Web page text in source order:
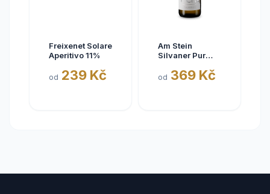
Freixenet Solare
Aperitivo 11%
od 239 Kč
Am Stein
Silvaner Pur
od 369 Kč